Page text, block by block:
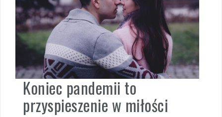
Koniec pandemii to
przyspieszenie w miłości